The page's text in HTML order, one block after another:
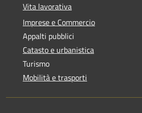
Vita lavorativa
Imprese e Commercio
Appalti pubblici
Catasto e urbanistica
Turismo
Mobilità e trasporti